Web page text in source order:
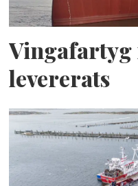
Vingafartyg
levererats